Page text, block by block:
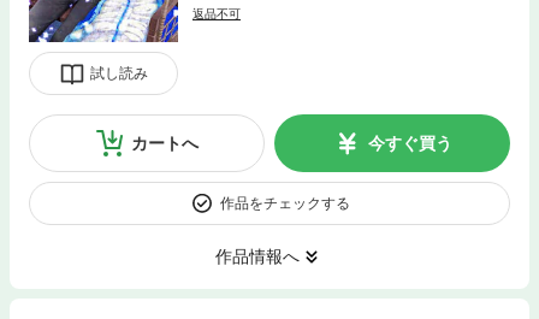
試し読み
返品不可
カートへ 今すぐ買う
作品をチェックする
作品情報へ